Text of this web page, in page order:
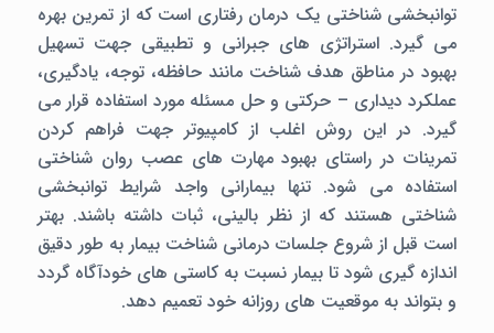
توانبخشی شناختی یک درمان رفتاری است که از تمرین بهره
می گیرد. استراتژی های جبرانی و تطبیقی جهت تسهیل
بهبود در مناطق هدف شناخت مانند حافظه، توجه، یادگیری،
عملکرد دیداری – حرکتی و حل مسئله مورد استفاده قرار می
گیرد. در این روش اغلب از کامپیوتر جهت فراهم کردن
تمرینات در راستای بهبود مهارت های عصب روان شناختی
استفاده می شود. تنها بیمارانی واجد شرایط توانبخشی
شناختی هستند که از نظر بالینی، ثبات داشته باشند. بهتر
است قبل از شروع جلسات درمانی شناخت بیمار به طور دقیق
اندازه گیری شود تا بیمار نسبت به کاستی های خودآگاه گردد
و بتواند به موقعیت های روزانه خود تعمیم دهد.